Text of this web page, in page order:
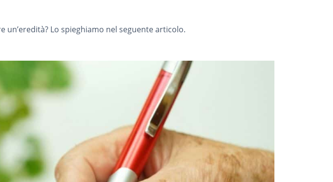
un’eredità? Lo spieghiamo nel seguente articolo.